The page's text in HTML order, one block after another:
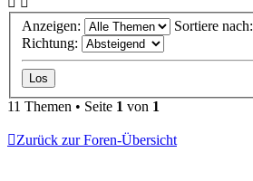
Anzeigen:
Sortiere nach:
Richtung:
11 Themen • Seite 1 von 1
Zurück zur Foren-Übersicht